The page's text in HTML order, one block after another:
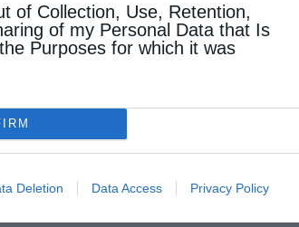
of Collection, Use, Retention,
of my Personal Data that Is
Purposes for which it was
Deletion Data Access Privacy Policy